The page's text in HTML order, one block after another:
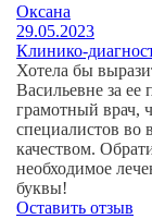
Оксана
29.05.2023
Клинико-
Хотела бы
Васильевне за ее
грамотный врач,
специалистов во
качеством.
необходимое
буквы!
Оставить отзыв